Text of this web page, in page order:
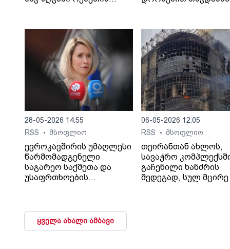
28-05-2026 14:55
RSS
• მსოფლიო
ევროკავშირის უმაღლესი
წარმომადგენელი
საგარეო საქმეთა და
უსაფრთხოების
საკითხზე
მოლაპარაკებების
06-05-2026 12:05
RSS
• მსოფლიო
თეირანთან ახლოს,
სავაჭრო
გაჩენილი ხანძრის
შედეგად, სულ მცირე
ყველა ახალი ამბავი